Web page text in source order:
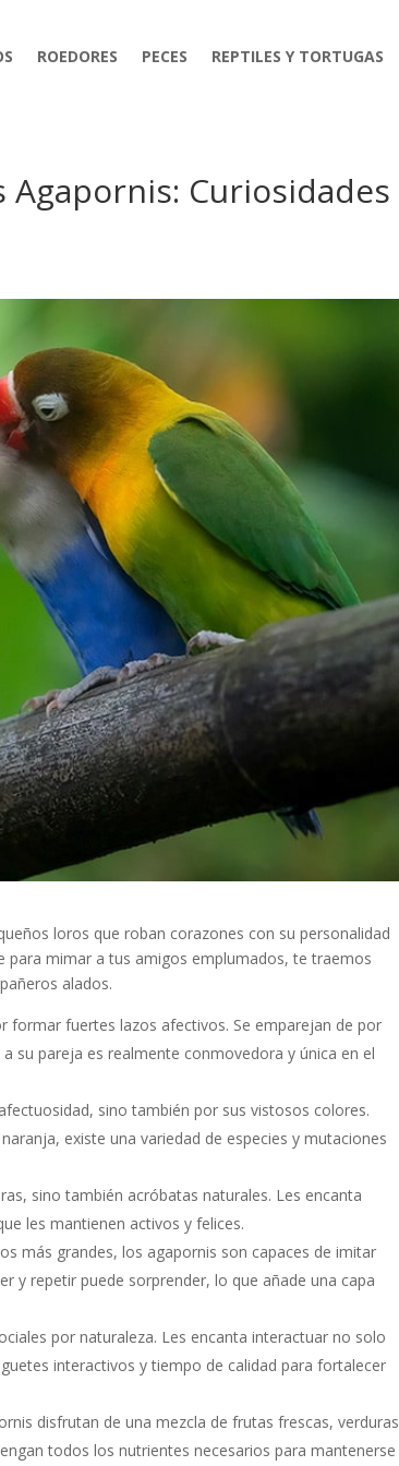
ROEDORES PECES REPTILES Y TORTUGAS
Agapornis: Curiosidades
loros que roban corazones con su personalidad
para mimar a tus amigos emplumados, te traemos
alados.
formar fuertes lazos afectivos. Se emparejan de por
su pareja es realmente conmovedora y única en el
sino también por sus vistosos colores.
existe una variedad de especies y mutaciones
sino también acróbatas naturales. Les encanta
les mantienen activos y felices.
más grandes, los agapornis son capaces de imitar
y repetir puede sorprender, lo que añade una capa
por naturaleza. Les encanta interactuar no solo
interactivos y tiempo de calidad para fortalecer
disfrutan de una mezcla de frutas frescas, verduras
todos los nutrientes necesarios para mantenerse